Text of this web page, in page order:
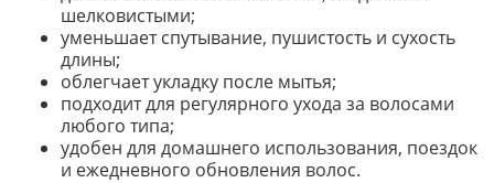
шелковистыми;
уменьшает спутывание, пушистость и сухость
длины;
облегчает укладку после мытья;
подходит для регулярного ухода за волосами
любого типа;
удобен для домашнего использования, поездок
и ежедневного обновления волос.